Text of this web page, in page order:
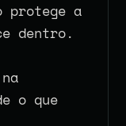
protege a
dentro.
o que